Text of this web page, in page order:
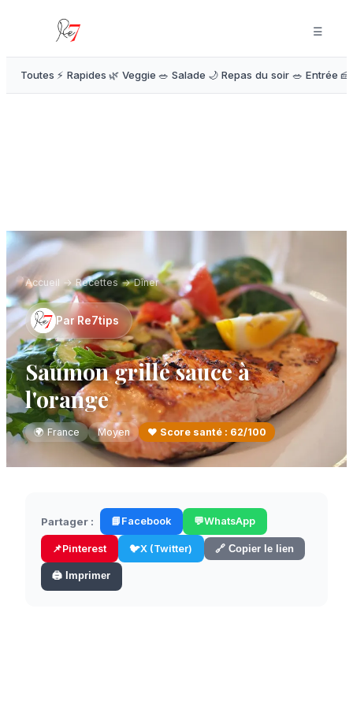
☰
Toutes ⚡ Rapides 🌿 Veggie 🥗 Salade 🌙 Repas du soir 🥗 Entrée
Accueil → Recettes →Dîner
ParRe7tips
Saumon grillé sauce à
l'orange
🌍France Moyen ❤️ Score santé : 62/100
Partager : 📘 Facebook 💬WhatsApp
📌Pinterest 🐦X (Twitter) 🔗 Copier le lien
🖨️ Imprimer